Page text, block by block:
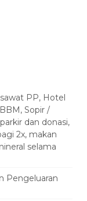
PP, Hotel
Sopir /
dan donasi,
2x, makan
selama
Pengeluaran